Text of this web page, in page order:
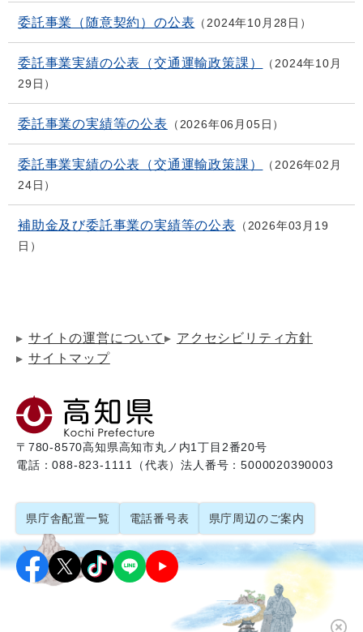
委託事業（随意契約）の公表 2024年10月28日
委託事業実績の公表（交通運輸政策課）
2024年10月
29日
委託事業の実績等の公表 2026年06月05日
委託事業実績の公表（交通運輸政策課）
2026年02月
24日
補助金及び委託事業の実績等の公表
2026年03月19
日
サイトの運営について
アクセシビリティ方針
サイトマップ
〒780-8570高知県高知市丸ノ内1丁目2番20号
電話：088-823-1111（代表）法人番号：5000020390003
県庁舎配置一覧 電話番号表 県庁周辺のご案内